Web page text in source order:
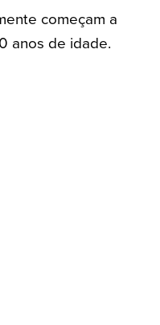
começam a
anos de idade.